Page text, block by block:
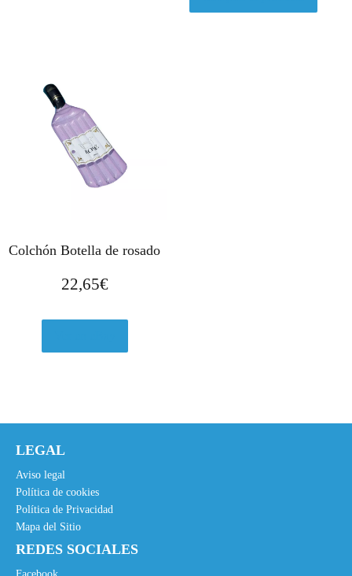
Colchón Botella de rosado
22,65€
LEGAL
Aviso legal
Política de cookies
Política de Privacidad
Mapa del Sitio
REDES SOCIALES